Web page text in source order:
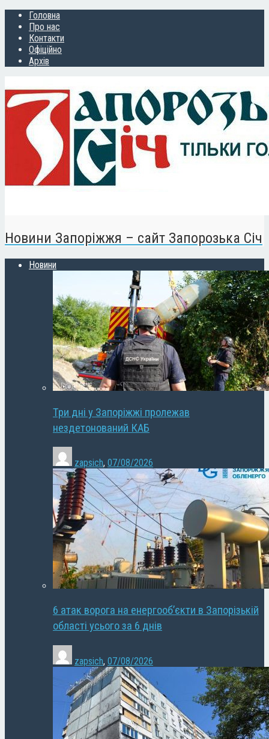
Головна
Про нас
Контакти
Офіційно
Архів
Новини Запоріжжя – сайт Запорозька Січ
Новини
Три дні у Запоріжжі пролежав
нездетонований КАБ
zapsich, 07/08/2026
6 атак ворога на енергооб’єкти в Запорізькій
області усього за 6 днів
zapsich, 07/08/2026